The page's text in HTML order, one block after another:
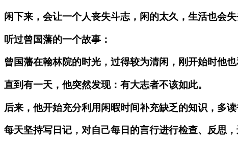
闲下来，会让一个人丧失斗志，闲的太久，生活也会失
听过曾国藩的一个故事：
曾国藩在翰林院的时光，过得较为清闲，刚开始时他
直到有一天，他突然发现：有大志者不该如此。
后来，他开始充分利用闲暇时间补充缺乏的知识，多读
每天坚持写日记，对自己每日的言行进行检查、反思